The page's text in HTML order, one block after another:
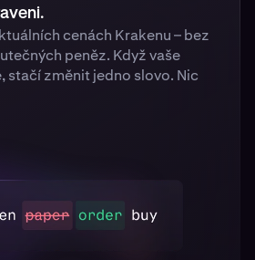
cenách Krakenu – bez
peněz. Když vaše
stačí změnit jedno slovo. Nic